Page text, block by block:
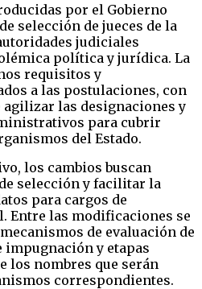
por el Gobierno
selección de jueces de la
judiciales
política y jurídica. La
requisitos y
a las postulaciones, con
agilizar las designaciones y
para cubrir
del Estado.
los cambios buscan
selección y facilitar la
para cargos de
Entre las modificaciones se
de evaluación de
impugnación y etapas
los nombres que serán
correspondientes.